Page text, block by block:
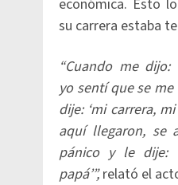
económica. Esto
su carrera estaba
“Cuando me dijo:
yo sentí que se
dije: ‘mi carrera,
aquí llegaron, se
pánico y le dije:
papá’”,relató el